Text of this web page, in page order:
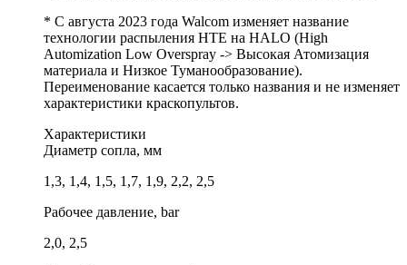
* С августа 2023 года Walcom изменяет название
технологии распыления HTE на HALO (High
Automization Low Overspray -> Высокая Атомизация
материала и Низкое Туманообразование).
Переименование касается только названия и не изменяет
характеристики краскопультов.
Характеристики
Диаметр сопла, мм
1,3, 1,4, 1,5, 1,7, 1,9, 2,2, 2,5
Рабочее давление, bar
2,0, 2,5